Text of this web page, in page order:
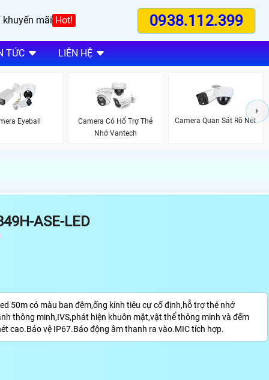
khuyến mãi Hot! 0938.112.399
TỨC LIÊN HỆ
Eyeball
Camera Có Hổ Trợ Thẻ
Nhớ Vantech
Camera Quan Sát Rõ Nét
ASE-LED
50m có màu ban đêm,ống kính tiêu cự cố định,hỗ trợ thẻ nhớ
thông minh,IVS,phát hiện khuôn mặt,vật thể thông minh và đếm
cao.Bảo vệ IP67.Báo động âm thanh ra vào.MIC tích hợp.